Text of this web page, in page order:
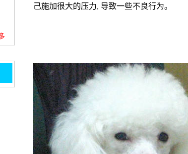
己施加很大的压力, 导致一些不良行为。